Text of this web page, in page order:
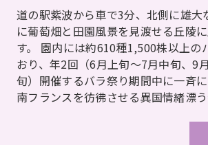
道の駅紫波から車で3分、北側に雄大
に葡萄畑と田園風景を見渡せる丘陵
す。 園内には約610種1,500株以上の
おり、年2回（6月上旬〜7月中旬、9
旬）開催するバラ祭り期間中に一斉に
南フランスを彷彿させる異国情緒漂